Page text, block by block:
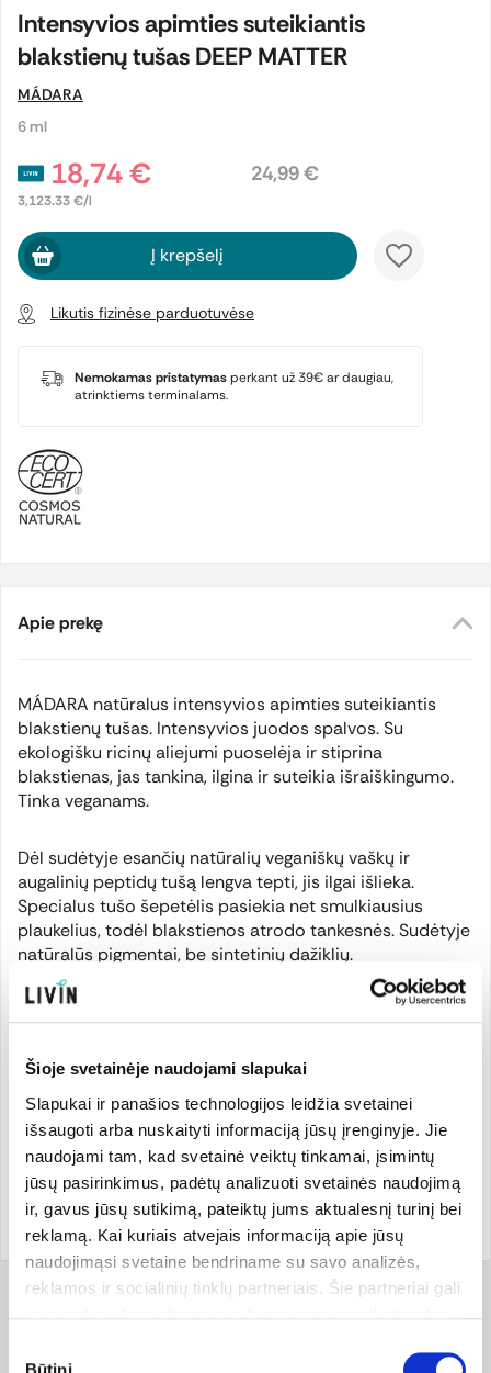
Šioje svetainėje naudojami slapukai
Slapukai ir panašios technologijos leidžia svetainei
išsaugoti arba nuskaityti informaciją jūsų įrenginyje. Jie
naudojami tam, kad svetainė veiktų tinkamai, įsimintų
jūsų pasirinkimus, padėtų analizuoti svetainės naudojimą
ir, gavus jūsų sutikimą, pateiktų jums aktualesnį turinį bei
reklamą. Kai kuriais atvejais informaciją apie jūsų
naudojimąsi svetaine bendriname su savo analizės,
reklamos ir socialinių tinklų partneriais. Šie partneriai gali
pasirinkti, su kuriomis slapukų kategorijomis sutinkate.
Intensyvios apimties suteikiantis
blakstienų tušas DEEP MATTER
MÁDARA
6 ml
18,74 €
3,123.33 €/l
24,99 €
Į krepšelį
Likutis fizinėse parduotuvėse
Nemokamas pristatymasperkant už 39€ ar daugiau,
atrinktiems terminalams.
Apie prekę
MÁDARA natūralus intensyvios apimties suteikiantis
blakstienų tušas. Intensyvios juodos spalvos. Su
ekologišku ricinų aliejumi puoselėja ir stiprina
blakstienas, jas tankina, ilgina ir suteikia išraiškingumo.
Tinka veganams.
Dėl sudėtyje esančių natūralių veganiškų vaškų ir
augalinių peptidų tušą lengva tepti, jis ilgai išlieka.
Specialus tušo šepetėlis pasiekia net smulkiausius
plaukelius, todėl blakstienos atrodo tankesnės. Sudėtyje
natūralūs pigmentai, be sintetinių dažiklių.
Sertifikuota ECOCERT ir COSMOS NATURAL kaip
Gamintojas
Prekės ženklo šalis:
Latvija
Prekės kodas:MADAM0109
EAN kodas:
475222300109
Sudėtis (INCI): Aqua, CI 77499 (Iron Oxide), Stearic Acid,